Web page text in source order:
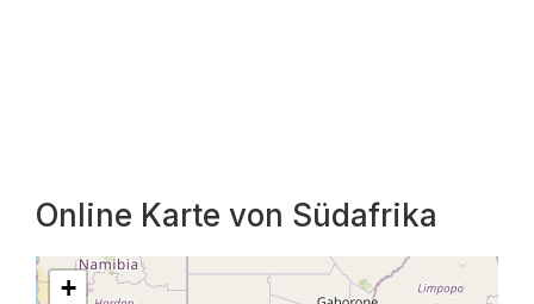
Online Karte von Südafrika
+